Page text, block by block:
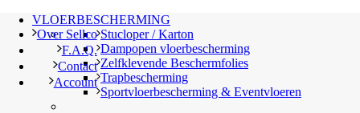
Over Sellco
F.A.Q.
Contact
Account
VLOERBESCHERMING
Stucloper / Karton
Dampopen vloerbescherming
Zelfklevende Beschermfolies
Trapbescherming
Sportvloerbescherming & Eventvloeren